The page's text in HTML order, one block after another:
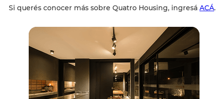
Si querés conocer más sobre Quatro Housing, ingresá ACÁ.